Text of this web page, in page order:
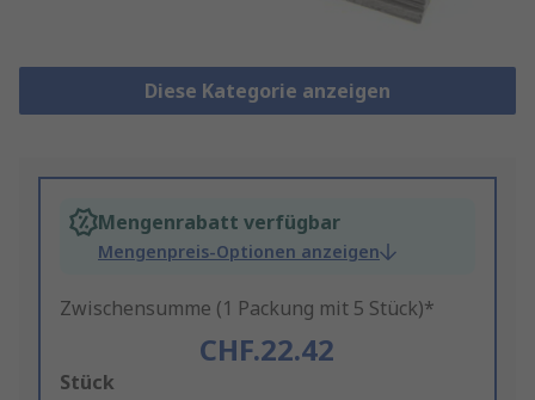
Diese Kategorie anzeigen
Mengenrabatt verfügbar
Mengenpreis-Optionen anzeigen
Zwischensumme (1 Packung mit 5 Stück)*
CHF.22.42
Add
Stück